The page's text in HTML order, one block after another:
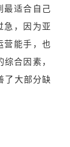
最适合自己
急，因为亚
营能手，也
合因素，
了大部分缺